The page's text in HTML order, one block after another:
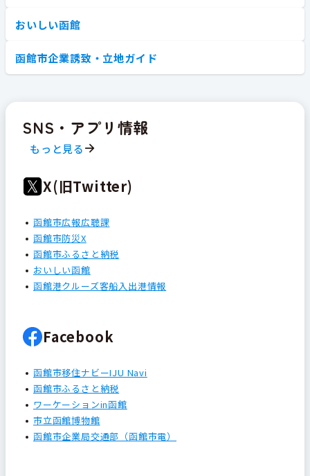
おいしい函館
函館市企業誘致・立地ガイド
SNS・アプリ情報
もっと見る
X(旧Twitter)
函館市広報広聴課
函館市防災X
函館市ふるさと納税
おいしい函館
函館港クルーズ客船入出港情報
Facebook
函館市移住ナビーIJU Navi
函館市ふるさと納税
ワーケーションin函館
市立函館博物館
函館市企業局交通部（函館市電）